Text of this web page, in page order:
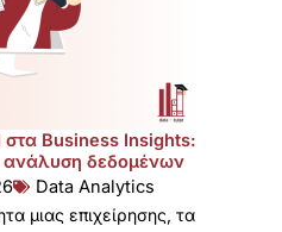
Business Insights:
ανάλυση δεδομένων
Data Analytics
μιας επιχείρησης, τα